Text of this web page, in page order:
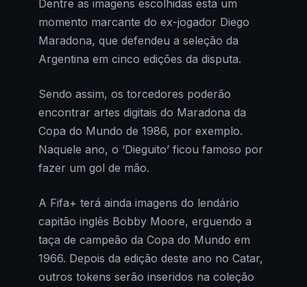
Dentre as imagens escolhidas está um
momento marcante do ex-jogador Diego
Maradona, que defendeu a seleção da
Argentina em cinco edições da disputa.
Sendo assim, os torcedores poderão
encontrar artes digitais do Maradona da
Copa do Mundo de 1986, por exemplo.
Naquele ano, o ‘Dieguito’ ficou famoso por
fazer um gol de mão.
A Fifa+ terá ainda imagens do lendário
capitão inglês Bobby Moore, erguendo a
taça de campeão da Copa do Mundo em
1966. Depois da edição deste ano no Catar,
outros tokens serão inseridos na coleção